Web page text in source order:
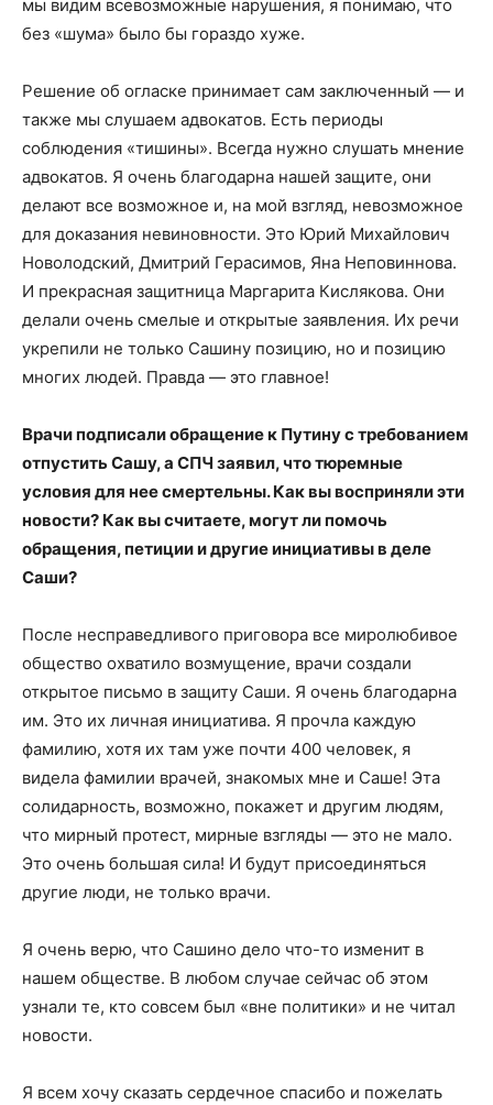
мы видим всевозможные нарушения, я понимаю, что
без «шума» было бы гораздо хуже.
Решение об огласке принимает сам заключенный — и
также мы слушаем адвокатов. Есть периоды
соблюдения «тишины». Всегда нужно слушать мнение
адвокатов. Я очень благодарна нашей защите, они
делают все возможное и, на мой взгляд, невозможное
для доказания невиновности. Это Юрий Михайлович
Новолодский, Дмитрий Герасимов, Яна Неповиннова.
И прекрасная защитница Маргарита Кислякова. Они
делали очень смелые и открытые заявления. Их речи
укрепили не только Сашину позицию, но и позицию
многих людей. Правда — это главное!
Врачи подписали обращение к Путину с требованием
отпустить Сашу, а СПЧ заявил, что тюремные
условия для нее смертельны. Как вы восприняли эти
новости? Как вы считаете, могут ли помочь
обращения, петиции и другие инициативы в деле
Саши?
После несправедливого приговора все миролюбивое
общество охватило возмущение, врачи создали
открытое письмо в защиту Саши. Я очень благодарна
им. Это их личная инициатива. Я прочла каждую
фамилию, хотя их там уже почти 400 человек, я
видела фамилии врачей, знакомых мне и Саше! Эта
солидарность, возможно, покажет и другим людям,
что мирный протест, мирные взгляды — это не мало.
Это очень большая сила! И будут присоединяться
другие люди, не только врачи.
Я очень верю, что Сашино дело что-то изменит в
нашем обществе. В любом случае сейчас об этом
узнали те, кто совсем был «вне политики» и не читал
новости.
Я всем хочу сказать сердечное спасибо и пожелать